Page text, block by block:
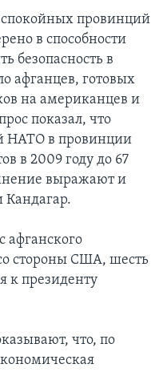
провинций
в способности
безопасность в
афганцев, готовых
на американцев и
показал, что
НАТО в провинции
в 2009 году до 67
выражают и
Кандагар.
афганского
стороны США, шесть
к президенту
что, по